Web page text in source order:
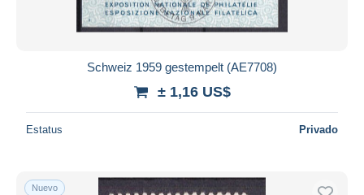
Schweiz 1959 gestempelt (AE7708)
± 1,16 US$
Estatus Privado
Nuevo